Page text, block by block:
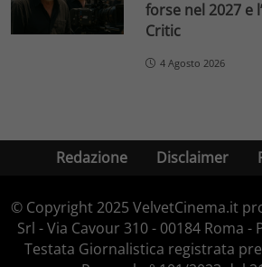
forse nel 2027 e
Critic
4 Agosto 2026
Redazione Disclaimer
© Copyright 2025 VelvetCinema.it
Srl - Via Cavour 310 - 00184 Roma -
Testata Giornalistica registrata